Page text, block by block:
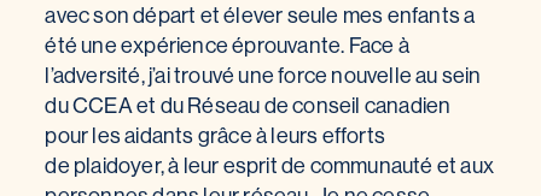
avec son départ et élever seule mes enfants a
été une expérience éprouvante. Face à
l’adversité, j’ai trouvé une force nouvelle au sein
du CCEA et du Réseau de conseil canadien
pour les aidants grâce à leurs efforts
de plaidoyer, à leur esprit de communauté et aux